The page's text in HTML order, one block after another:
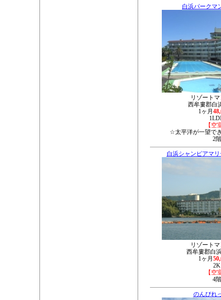
白浜パークマ
リゾート
西牟婁郡白
1ヶ月
【空
☆太平洋が一望で
2階
白浜シャンピアマ
リゾート
西牟婁郡白
1ヶ月
2K
【空
4階
のんびれ